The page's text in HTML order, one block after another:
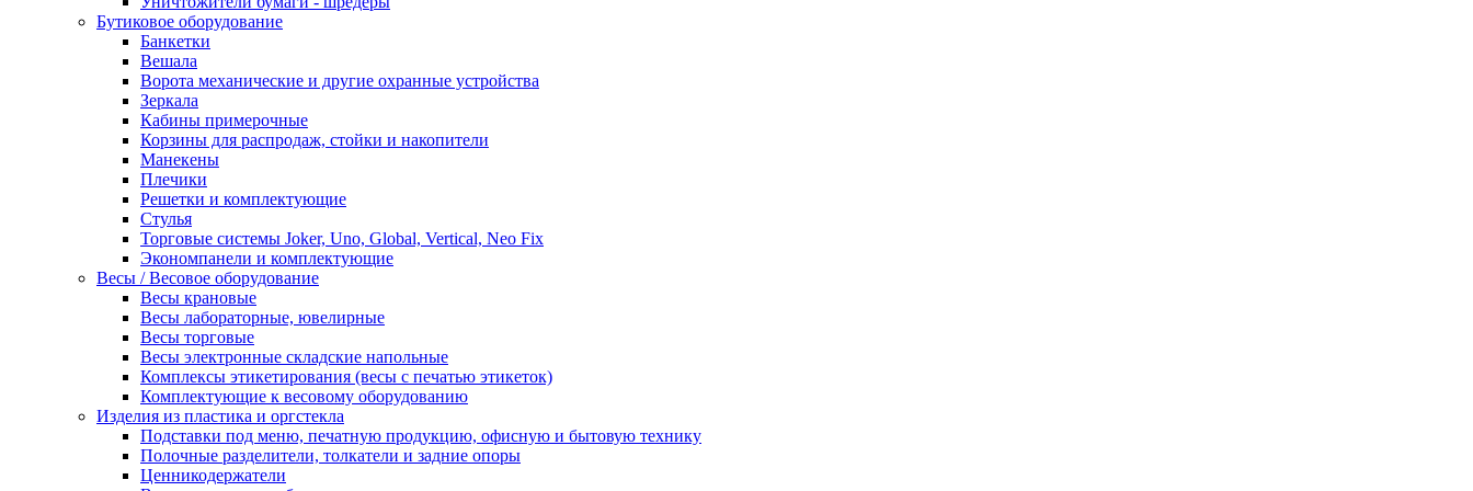
Бутиковое оборудование
Банкетки
Вешала
Ворота механические и другие охранные устройства
Зеркала
Кабины примерочные
Корзины для распродаж, стойки и накопители
Манекены
Плечики
Решетки и комплектующие
Стулья
Торговые системы Joker, Uno, Global, Vertical, Neo Fix
Экономпанели и комплектующие
Весы / Весовое оборудование
Весы крановые
Весы лабораторные, ювелирные
Весы торговые
Весы электронные складские напольные
Комплексы этикетирования (весы с печатью этикеток)
Комплектующие к весовому оборудованию
Изделия из пластика и оргстекла
Подставки под меню, печатную продукцию, офисную и бытовую технику
Полочные разделители, толкатели и задние опоры
Ценникодержатели